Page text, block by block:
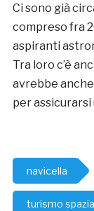
Ci sono già
compreso fra
aspiranti
Tra loro c’è
avrebbe
per assicurarsi
navicella
turismo